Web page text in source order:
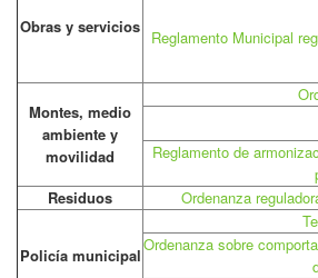
Obras y servicios
Reglamento Municipal
Montes, medio
ambiente y
movilidad
Reglamento de
Residuos
Ordenanza
Policía municipal
Ordenanza sobre